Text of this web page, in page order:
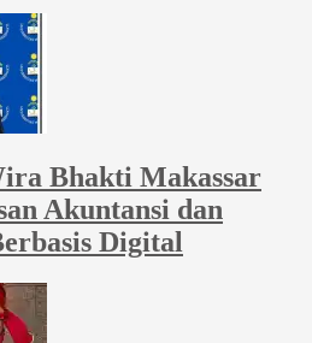
Bhakti Makassar
Akuntansi dan
Digital